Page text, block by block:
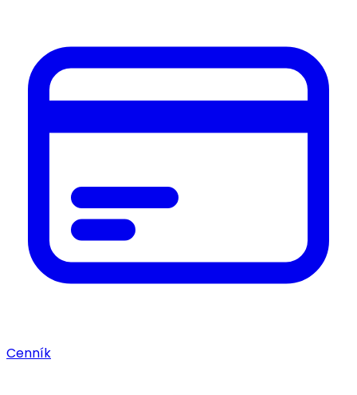
Cenník